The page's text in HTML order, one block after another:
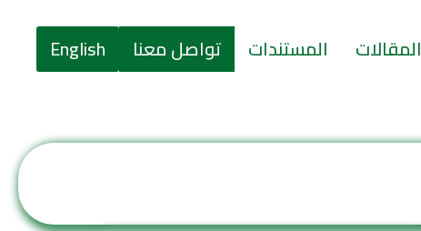
المقالات المستندات تواصل معنا English